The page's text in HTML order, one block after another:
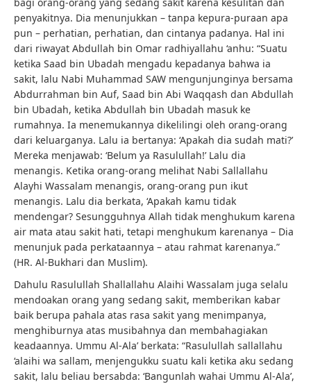
penyakitnya. Dia menunjukkan – tanpa kepura-puraan apa
pun – perhatian, perhatian, dan cintanya padanya. Hal ini
dari riwayat Abdullah bin Omar radhiyallahu ‘anhu: “Suatu
ketika Saad bin Ubadah mengadu kepadanya bahwa ia
sakit, lalu Nabi Muhammad SAW mengunjunginya bersama
Abdurrahman bin Auf, Saad bin Abi Waqqash dan Abdullah
bin Ubadah, ketika Abdullah bin Ubadah masuk ke
rumahnya. Ia menemukannya dikelilingi oleh orang-orang
dari keluarganya. Lalu ia bertanya: ‘Apakah dia sudah mati?’
Mereka menjawab: ‘Belum ya Rasulullah!’ Lalu dia
menangis. Ketika orang-orang melihat Nabi Sallallahu
Alayhi Wassalam menangis, orang-orang pun ikut
menangis. Lalu dia berkata, ‘Apakah kamu tidak
mendengar? Sesungguhnya Allah tidak menghukum karena
air mata atau sakit hati, tetapi menghukum karenanya – Dia
menunjuk pada perkataannya – atau rahmat karenanya.”
(HR. Al-Bukhari dan Muslim).
Dahulu Rasulullah Shallallahu Alaihi Wassalam juga selalu
mendoakan orang yang sedang sakit, memberikan kabar
baik berupa pahala atas rasa sakit yang menimpanya,
menghiburnya atas musibahnya dan membahagiakan
keadaannya. Ummu Al-Ala’ berkata: “Rasulullah sallallahu
‘alaihi wa sallam, menjengukku suatu kali ketika aku sedang
sakit, lalu beliau bersabda: ‘Bangunlah wahai Ummu Al-Ala’,